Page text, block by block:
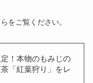
をご覧ください。
！本物のもみじの
「紅葉狩り」をレ